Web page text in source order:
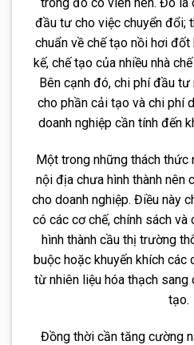
đầu tư cho việc chuyển đổi;
chuẩn về chế tạo nồi hơi
kế, chế tạo của nhiều nhà
Bên cạnh đó, chi phí đầu
cho phần cải tạo và chi phí
doanh nghiệp cần tính đến
Một trong những thách thức
nội địa chưa hình thành nên
cho doanh nghiệp. Điều này
có các cơ chế, chính sách và
hình thành cầu thị trường
buộc hoặc khuyến khích
từ nhiên liệu hóa thạch
tạo.
Đồng thời cần tăng cường